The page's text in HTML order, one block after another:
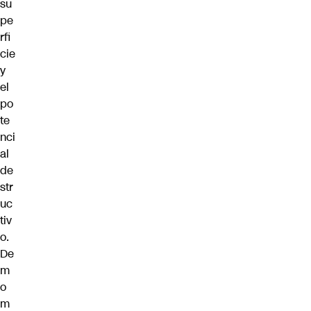
su
pe
rfi
cie
y
el
po
te
nci
al
de
str
uc
tiv
o.
De
m
o
m